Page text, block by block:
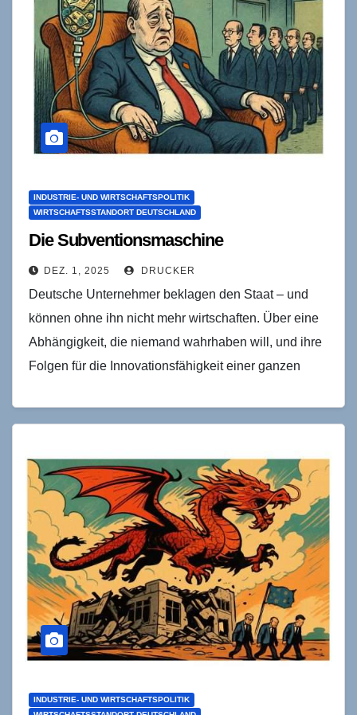
INDUSTRIE- UND WIRTSCHAFTSPOLITIK
WIRTSCHAFTSSTANDORT DEUTSCHLAND
Die Subventionsmaschine
DEZ. 1, 2025 DRUCKER
Deutsche Unternehmer beklagen den Staat – und
können ohne ihn nicht mehr wirtschaften. Über eine
Abhängigkeit, die niemand wahrhaben will, und ihre
Folgen für die Innovationsfähigkeit einer ganzen
INDUSTRIE- UND WIRTSCHAFTSPOLITIK